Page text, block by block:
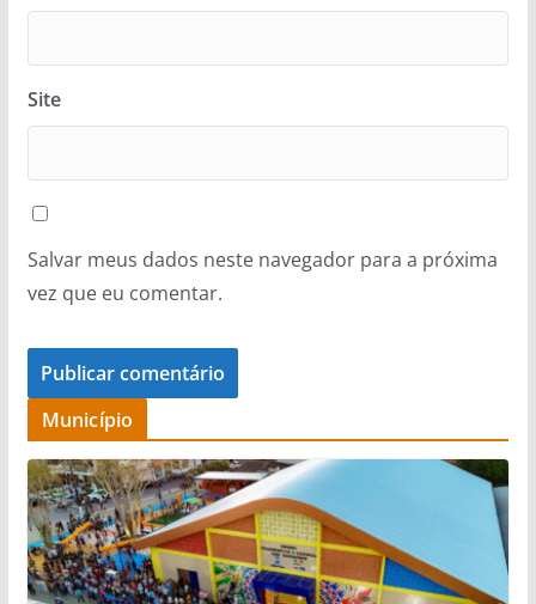
Site
Salvar meus dados neste navegador para a próxima
vez que eu comentar.
Município